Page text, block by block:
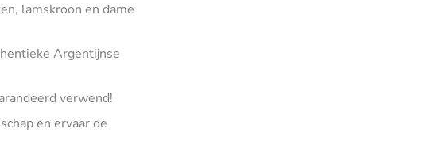
lamskroon en dame
Argentijnse
verwend!
en ervaar de